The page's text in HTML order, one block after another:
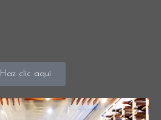
Haz clic aquí